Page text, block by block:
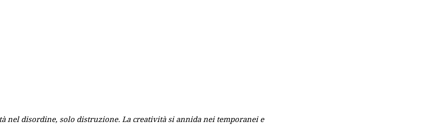
nel disordine, solo distruzione. La creatività si annida nei temporanei e